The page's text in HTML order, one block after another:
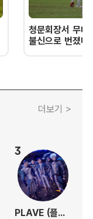
청문회장서 무너
불신으로 번졌
더보기 >
3
PLAVE (플레이브)